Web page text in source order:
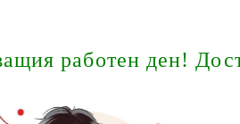
КОЛЕКЦИОНЕРСКИ
YU-
MAGIC: THE
КЛЮЧОДЪРЖАТЕЛИ
работен ден!